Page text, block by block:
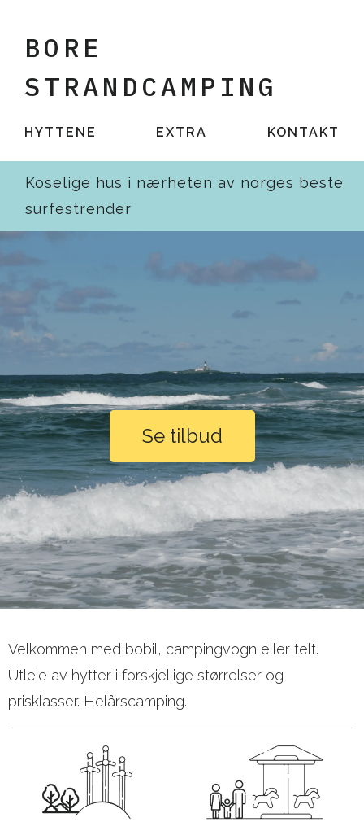
BORE
STRANDCAMPING
HYTTENE EXTRA KONTAKT
Koselige hus i nærheten av norges beste
surfestrender
Se tilbud
Velkommen med bobil, campingvogn eller telt.
Utleie av hytter i forskjellige størrelser og
prisklasser. Helårscamping.